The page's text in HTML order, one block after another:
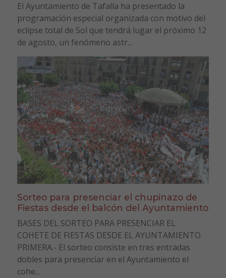
El Ayuntamiento de Tafalla ha presentado la
programación especial organizada con motivo del
eclipse total de Sol que tendrá lugar el próximo 12
de agosto, un fenómeno astr...
Sorteo para presenciar el chupinazo de
Fiestas desde el balcón del Ayuntamiento
BASES DEL SORTEO PARA PRESENCIAR EL
COHETE DE FIESTAS DESDE EL AYUNTAMIENTO
PRIMERA.- El sorteo consiste en tres entradas
dobles para presenciar en el Ayuntamiento el
cohe...